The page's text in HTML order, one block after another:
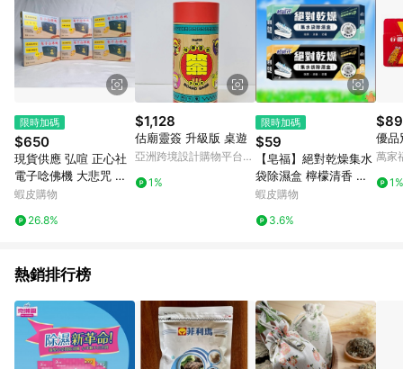
實際回饋請依LINE購物通知為主。 6. 訂單如有使用東森購物
ETMall站內之折扣優惠(包含但不限於東森幣、樂透金、東森現金
券等)，不具點數回饋資格。詳細請依東森購物ETMall之結帳頁面
顯示為準。 7. LINE購物設有「單一商品最高回饋點數」機制(特
殊活動時開放「回饋無上限」)，以同一訂單中同一商品不論件數
計算，並依訂單成立時間當下LINE購物所設定的回饋機制為準。
8. LINE購物為購物資訊整合性平台，商品資料更新會有時間差，
如顯示之商品規格、顏色、價位、贈品與東森購物ETMall銷售網
頁不符，以銷售網頁標示為準。 9. 若有贈點爭議，請務必於訂單
日期+180天以內至LINE購物客服洽詢；若超過180天(含)以上進
行申訴，恕無法贈點回饋。 10. 部分點數紅包僅限指定商品使
用，或不適用於無回饋商品。各點數紅包之適用商品與使用條件
請依點數紅包頁面規則為準。
限時加碼
$650
現貨供應 弘喧 正心社
電子唸佛機 大悲咒 心
經 阿密陀佛 觀世音菩
質清晰 十四段 十八段
蝦皮購物
26.8%
$1,128
估廟靈簽 升級版 桌遊
亞洲跨境設計購物平台
1%
限時加碼
$59
【皂福】絕對乾燥集水
袋除濕盒 檸檬清香 茉
莉花香 輕時代 除濕劑
盒/替換包 💖QQ花栗鼠
蝦皮購物
3.6%
$89
優品
萬家
1%
熱銷排行榜